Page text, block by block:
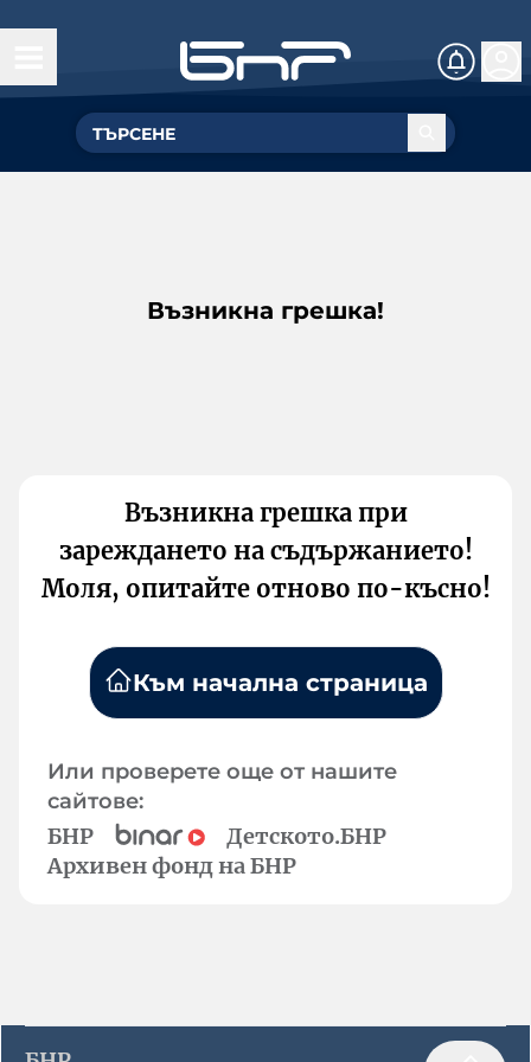
Възникна грешка!
Възникна грешка при
зареждането на съдържанието!
Моля, опитайте отново по-късно!
Към начална страница
Или проверете още от нашите
сайтове:
БНР
Детското.БНР
Архивен фонд на БНР